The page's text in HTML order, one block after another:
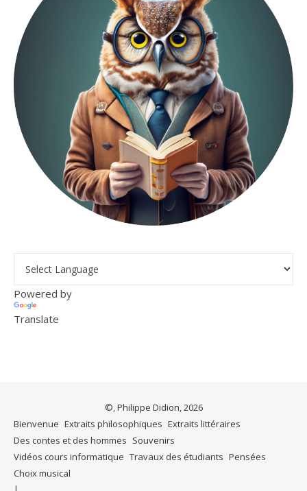
Powered by
Translate
©, Philippe Didion, 2026
Bienvenue Extraits philosophiques Extraits littéraires
Des contes et des hommes Souvenirs
Vidéos cours informatique Travaux des étudiants Pensées
Choix musical